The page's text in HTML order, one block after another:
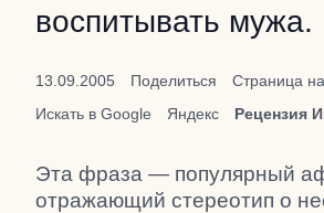
воспитывать мужа.
13.09.2005 Поделиться
Страница
Искать в Google
Яндекс Рецензия
Эта фраза — популярный
отражающий стереотип о